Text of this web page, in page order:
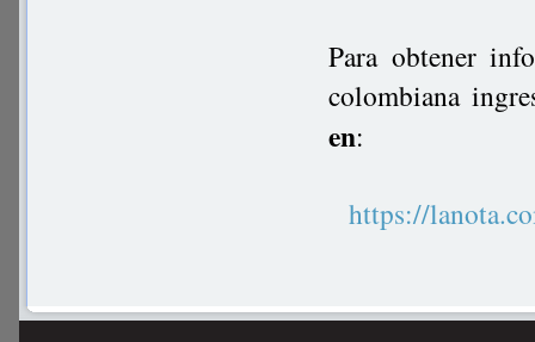
Para obtener
colombiana
en:
https://